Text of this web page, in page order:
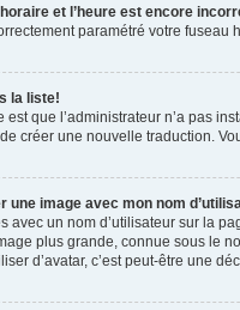
et l’heure est encore
paramétré votre fuseau
la liste!
que l’administrateur n’a pas
créer une nouvelle traduction.
une image avec mon nom
avec un nom d’utilisateur sur la
plus grande, connue sous le
d’avatar, c’est peut-être une